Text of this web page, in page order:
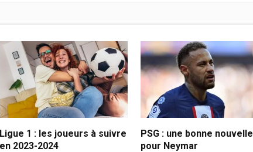
Ligue 1 : les joueurs à suivre
en 2023-2024
PSG : une bonne nouvelle
pour Neymar